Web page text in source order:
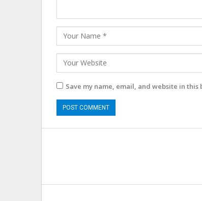
Save my name, email, and website in